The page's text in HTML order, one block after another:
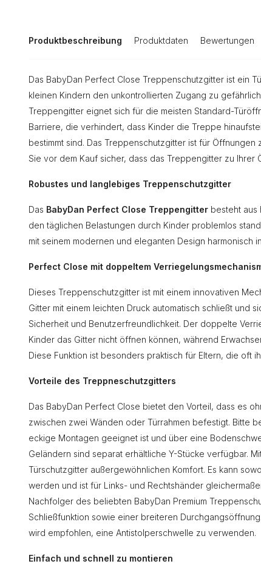
Produktbeschreibung Produktdaten Bewertungen
Das BabyDan Perfect Close Treppenschutzgitter ist ein
kleinen Kindern den unkontrollierten Zugang zu
Treppengitter eignet sich für die meisten Standard-
Barriere, die verhindert, dass Kinder die Treppe
bestimmt sind. Das Treppenschutzgitter ist für Öffnungen
Sie vor dem Kauf sicher, dass das Treppengitter zu Ihrer
Robustes und langlebiges Treppenschutzgitter
Das BabyDan Perfect Close Treppengitter besteht aus
den täglichen Belastungen durch Kinder problemlos
mit seinem modernen und eleganten Design harmonisch
Perfect Close mit doppeltem
Dieses Treppenschutzgitter ist mit einem innovativen
Gitter mit einem leichten Druck automatisch schließt und
Sicherheit und Benutzerfreundlichkeit. Der doppelte
Kinder das Gitter nicht öffnen können, während
Diese Funktion ist besonders praktisch für Eltern, die oft
Vorteile des Treppneschutzgitters
Das BabyDan Perfect Close bietet den Vorteil, dass es
zwischen zwei Wänden oder Türrahmen befestigt. Bitte
eckige Montagen geeignet ist und über eine
Geländern sind separat erhältliche Y-Stücke verfügbar.
Türschutzgitter außergewöhnlichen Komfort. Es kann
werden und ist für Links- und Rechtshänder
Nachfolger des beliebten BabyDan Premium
Schließfunktion sowie einer breiteren
wird empfohlen, eine Antistolperschwelle zu verwenden.
Einfach und schnell zu montieren